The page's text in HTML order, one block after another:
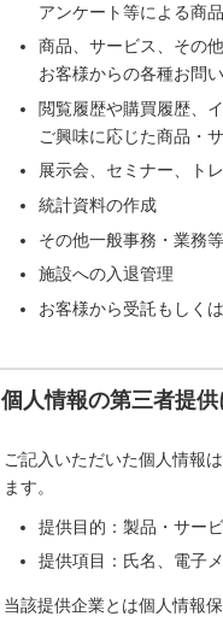
アンケート等による商
商品、サービス、その
お客様からの各種お問
閲覧履歴や購買履歴、
ご興味に応じた商品・
展示会、セミナー、ト
統計資料の作成
その他一般事務・業務
施設への入退管理
お客様から受託もしく
個人情報の第三者提
ご記入いただいた個人情報
ます。
提供目的：製品・サー
提供項目：氏名、電子
当該提供企業とは個人情報